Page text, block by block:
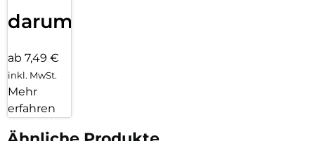
darum!
ab 7,49 €
inkl. MwSt.
Mehr
erfahren